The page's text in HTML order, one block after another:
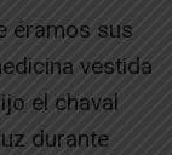
éramos sus
vestida
el chaval
durante